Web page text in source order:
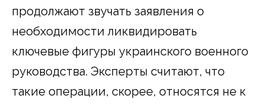
продолжают звучать заявления о
необходимости ликвидировать
ключевые фигуры украинского военного
руководства. Эксперты считают, что
такие операции, скорее, относятся не к